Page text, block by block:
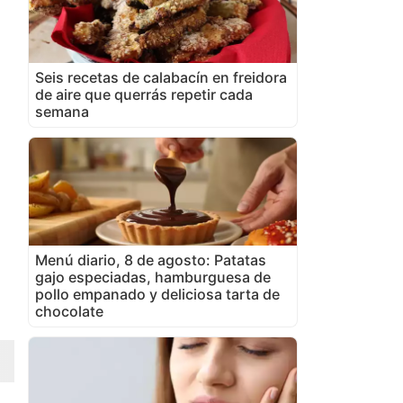
Seis recetas de calabacín en freidora
de aire que querrás repetir cada
semana
Menú diario, 8 de agosto: Patatas
gajo especiadas, hamburguesa de
pollo empanado y deliciosa tarta de
chocolate